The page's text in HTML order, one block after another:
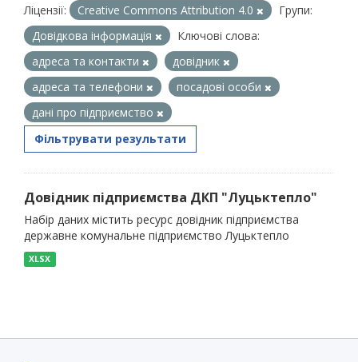
Ліцензії: Creative Commons Attribution 4.0
Групи:
Довідкова інформація
Ключові слова:
адреса та контакти
довідник
адреса та телефони
посадові особи
дані про підприємство
Фільтрувати результати
Довідник підприємства ДКП "Луцьктепло"
Набір даних містить ресурс довідник підприємства
державне комунальне підприємство Луцьктепло
XLSX